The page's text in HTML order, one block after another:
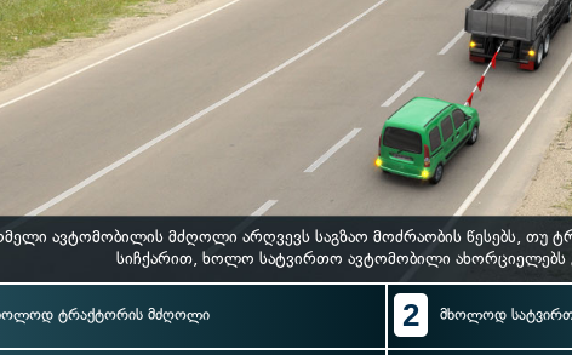
ავტომობილის მძღოლი არღვევს საგზაო მოძრაობის წესებს, თუ
სიჩქარით, ხოლო სატვირთო ავტომობილი ახორციელებს
ტრაქტორის მძღოლი 2 მხოლოდ